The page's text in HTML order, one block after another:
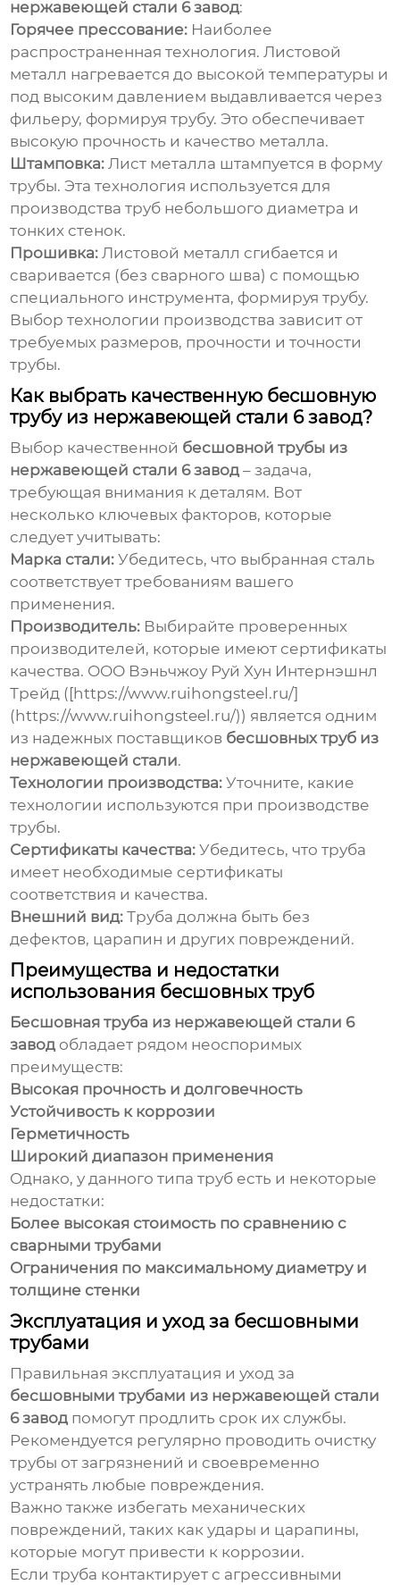
нержавеющей стали 6 завод:
Горячее прессование: Наиболее
распространенная технология. Листовой
металл нагревается до высокой температуры и
под высоким давлением выдавливается через
фильеру, формируя трубу. Это обеспечивает
высокую прочность и качество металла.
Штамповка: Лист металла штампуется в форму
трубы. Эта технология используется для
производства труб небольшого диаметра и
тонких стенок.
Прошивка: Листовой металл сгибается и
сваривается (без сварного шва) с помощью
специального инструмента, формируя трубу.
Выбор технологии производства зависит от
требуемых размеров, прочности и точности
трубы.
Как выбрать качественную бесшовную
трубу из нержавеющей стали 6 завод?
Выбор качественной бесшовной трубы из
нержавеющей стали 6 завод – задача,
требующая внимания к деталям. Вот
несколько ключевых факторов, которые
следует учитывать:
Марка стали: Убедитесь, что выбранная сталь
соответствует требованиям вашего
применения.
Производитель: Выбирайте проверенных
производителей, которые имеют сертификаты
качества. ООО Вэньчжоу Руй Хун Интернэшнл
Трейд ([https://www.ruihongsteel.ru/]
(https://www.ruihongsteel.ru/)) является одним
из надежных поставщиков бесшовных труб из
нержавеющей стали.
Технологии производства: Уточните, какие
технологии используются при производстве
трубы.
Сертификаты качества: Убедитесь, что труба
имеет необходимые сертификаты
соответствия и качества.
Внешний вид: Труба должна быть без
дефектов, царапин и других повреждений.
Преимущества и недостатки
использования бесшовных труб
Бесшовная труба из нержавеющей стали 6
завод обладает рядом неоспоримых
преимуществ:
Высокая прочность и долговечность
Устойчивость к коррозии
Герметичность
Широкий диапазон применения
Однако, у данного типа труб есть и некоторые
недостатки:
Более высокая стоимость по сравнению с
сварными трубами
Ограничения по максимальному диаметру и
толщине стенки
Эксплуатация и уход за бесшовными
трубами
Правильная эксплуатация и уход за
бесшовными трубами из нержавеющей стали
6 завод помогут продлить срок их службы.
Рекомендуется регулярно проводить очистку
трубы от загрязнений и своевременно
устранять любые повреждения.
Важно также избегать механических
повреждений, таких как удары и царапины,
которые могут привести к коррозии.
Если труба контактирует с агрессивными